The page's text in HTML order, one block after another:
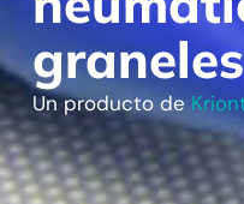
Un producto de